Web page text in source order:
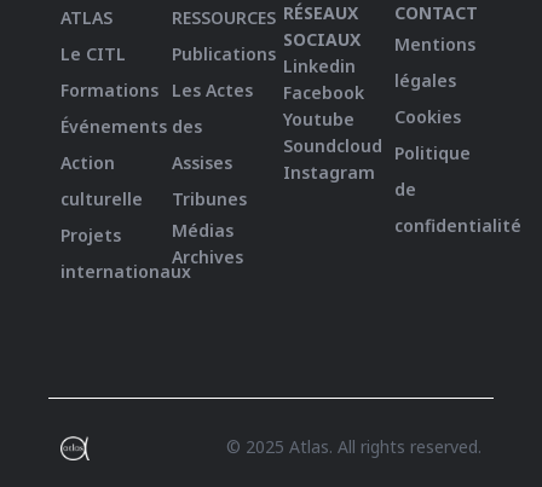
ATLAS
Le CITL
Formations
Événements
Action
culturelle
Projets
internationaux
RESSOURCES
Publications
Les Actes
des
Assises
Tribunes
Médias
Archives
RÉSEAUX
SOCIAUX
Linkedin
Facebook
Youtube
Soundcloud
Instagram
CONTACT
Mentions
légales
Cookies
Politique
de
confidentialité
© 2025 Atlas. All rights reserved.